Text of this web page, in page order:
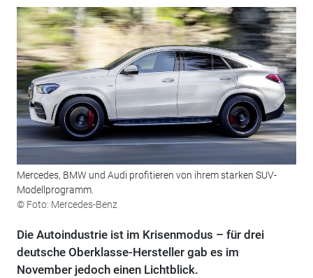
Mercedes, BMW und Audi profitieren von ihrem starken SUV-
Modellprogramm.
© Foto: Mercedes-Benz
Die Autoindustrie ist im Krisenmodus – für drei
deutsche Oberklasse-Hersteller gab es im
November jedoch einen Lichtblick.